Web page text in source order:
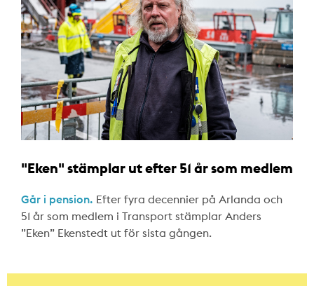
"Eken" stämplar ut efter 51 år som medlem
Går i pension. Efter fyra decennier på Arlanda och
51 år som medlem i Transport stämplar Anders
”Eken” Ekenstedt ut för sista gången.